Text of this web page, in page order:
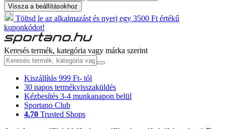
Vissza a beállításokhoz
Töltsd le az alkalmazást és nyerj egy 3500 Ft értékű
kuponkódot!
Keresés termék, kategória vagy márka szerint
Kiszállítás 999 Ft- tól
30 napos termékvisszaküldés
Kézbesítés 3-4 munkanapon belül
Sportano Club
4.70 Trusted Shops